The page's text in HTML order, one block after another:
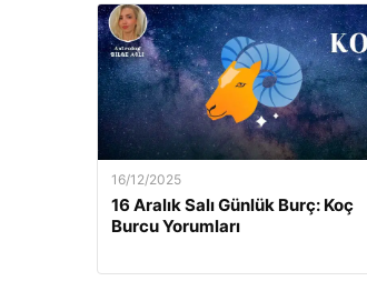
16/12/2025
16 Aralık Salı Günlük Burç: Koç
Burcu Yorumları